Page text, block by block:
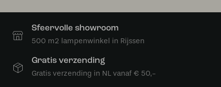
Sfeervolle showroom
500 m2 lampenwinkel in Rijssen
Gratis verzending
Gratis verzending in NL vanaf € 50,-